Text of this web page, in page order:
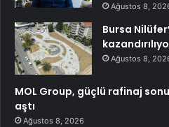
Ağustos 8,
Bursa
Ağustos 8,
MOL Group, güçlü rafinaj
aştı
Ağustos 8, 2026